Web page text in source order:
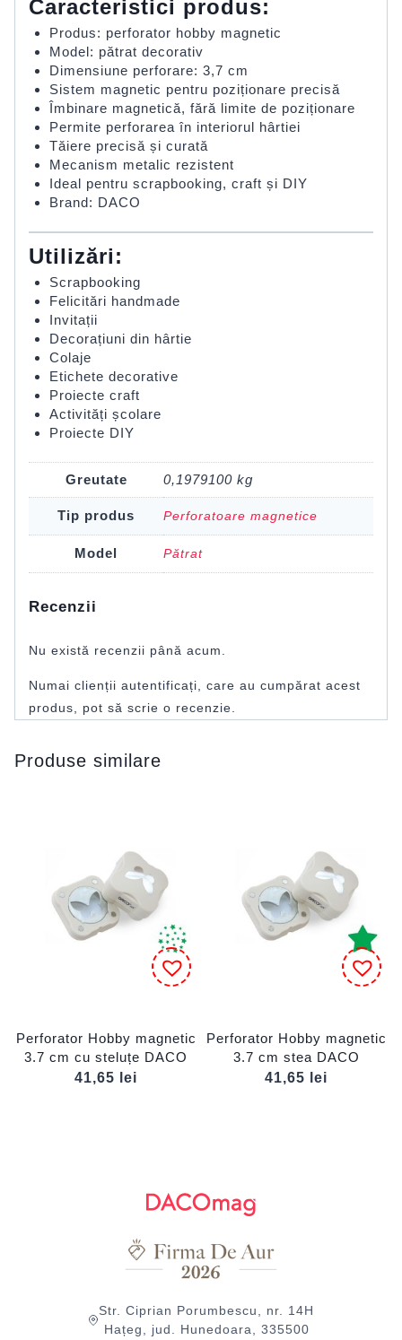
Caracteristici produs:
Produs: perforator hobby magnetic
Model: pătrat decorativ
Dimensiune perforare: 3,7 cm
Sistem magnetic pentru poziționare precisă
Îmbinare magnetică, fără limite de poziționare
Permite perforarea în interiorul hârtiei
Tăiere precisă și curată
Mecanism metalic rezistent
Ideal pentru scrapbooking, craft și DIY
Brand: DACO
Utilizări:
Scrapbooking
Felicitări handmade
Invitații
Decorațiuni din hârtie
Colaje
Etichete decorative
Proiecte craft
Activități școlare
Proiecte DIY
Greutate 0,1979100 kg
Tip produs Perforatoare magnetice
Model Pătrat
Recenzii
Nu există recenzii până acum.
Numai clienții autentificați, care au cumpărat acest
produs, pot să scrie o recenzie.
Produse similare
Perforator Hobby magnetic
3.7 cm cu steluțe DACO
41,65
lei
Perforator Hobby magnetic
3.7 cm stea DACO
41,65
lei
Str. Ciprian Porumbescu, nr. 14H
Hațeg, jud. Hunedoara, 335500